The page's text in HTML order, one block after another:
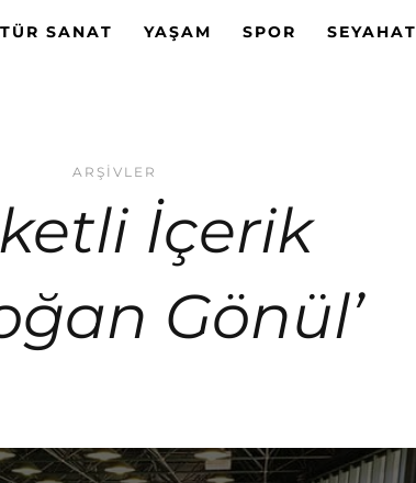
SANAT YAŞAM SPOR SEYAHAT
ARŞIVLER
İçerik
Gönül’